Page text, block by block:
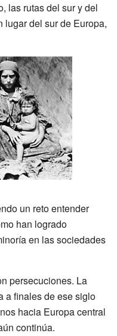
las rutas del sur y del
lugar del sur de Europa,
un reto entender
han logrado
en las sociedades
persecuciones. La
a finales de ese siglo
hacia Europa central
continúa.